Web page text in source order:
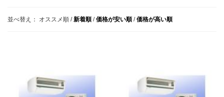
並べ替え： オススメ順 /新着順 /価格が安い順 /価格が高い順